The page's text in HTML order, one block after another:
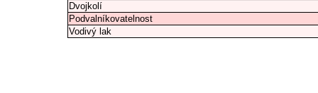
Dvojkolí
Podvalníkovatelnost
Vodivý lak